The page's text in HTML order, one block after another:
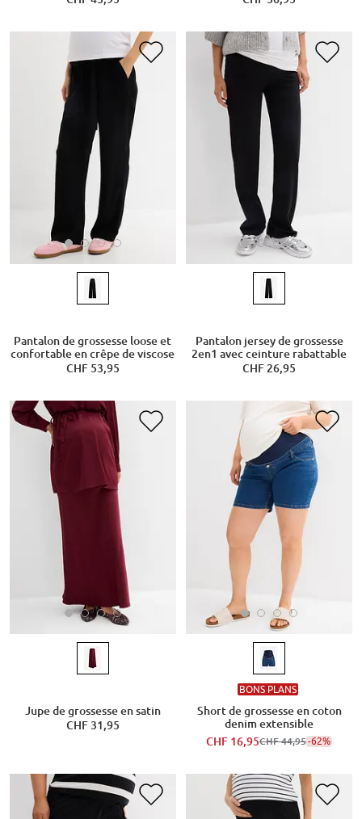
Pantalon de grossesse loose et
confortable en crêpe de viscose
CHF 53,95
Pantalon jersey de grossesse
2en1 avec ceinture rabattable
CHF 26,95
Jupe de grossesse en satin
CHF 31,95
BONS PLANS
Short de grossesse en coton
denim extensible
CHF 16,95CHF 44,95-62%